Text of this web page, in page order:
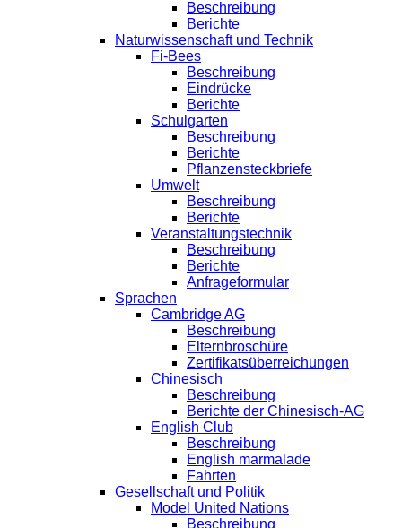
Beschreibung
Berichte
Naturwissenschaft und Technik
Fi-Bees
Beschreibung
Eindrücke
Berichte
Schulgarten
Beschreibung
Berichte
Pflanzensteckbriefe
Umwelt
Beschreibung
Berichte
Veranstaltungstechnik
Beschreibung
Berichte
Anfrageformular
Sprachen
Cambridge AG
Beschreibung
Elternbroschüre
Zertifikatsüberreichungen
Chinesisch
Beschreibung
Berichte der Chinesisch-AG
English Club
Beschreibung
English marmalade
Fahrten
Gesellschaft und Politik
Model United Nations
Beschreibung